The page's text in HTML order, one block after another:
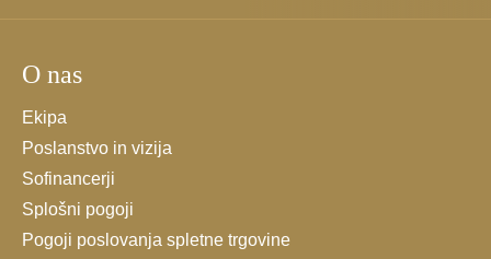
*
O nas
Ekipa
Poslanstvo in vizija
Sofinancerji
Splošni pogoji
Pogoji poslovanja spletne trgovine